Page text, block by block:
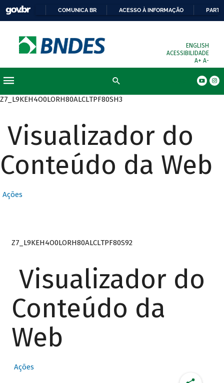
COMUNICA BR ACESSO À INFORMAÇÃO
ENGLISH
ACESSIBILIDADE
A+ A-
Z7_L9KEH4O0LORH80ALCLTPF80SH3
Visualizador do
Conteúdo da Web
Ações
Z7_L9KEH4O0LORH80ALCLTPF80S92
Visualizador do
Conteúdo da
Web
Ações